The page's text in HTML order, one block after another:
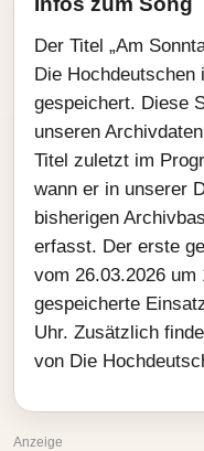
Der Titel „Am
Die
gespeichert. Diese
unseren
Titel zuletzt im
wann er in unserer
bisherigen
erfasst. Der erste
vom 26.03.2026
gespeicherte
Uhr. Zusätzlich
von Die
Anzeige